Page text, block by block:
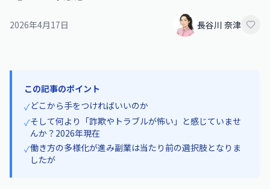
2026年4月17日 長谷川 奈津
この記事のポイント
✓どこから手をつければいいのか
✓そして何より「詐欺やトラブルが怖い」と感じていませ
んか？2026年現在
✓働き方の多様化が進み副業は当たり前の選択肢となりま
したが